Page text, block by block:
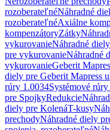
rozoberateľnéNáhradné
rozoberateľnéAxiálne
kompenzátoryZátky
vykurovanieNáhradné
pre vykurovanieNáhradné
vykurovanieGeberit
diely pre Geberit Mapress
rúry 1.0034Systémové
pre SpojkyRedukcie
diely pre KolenáT-kusy
prechodyNáhradné diely